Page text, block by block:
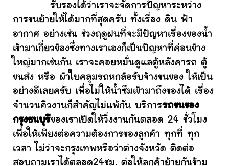
รับรองได้ว่าเราจะจัดการปัญหาระหว่าง
การขนย้ายให้ได้มากที่สุดครับ ทั้งเรื่อง ดิน ฟ้า
อากาศ อย่างเช่น ช่วงฤดูฝนที่จะมีปัญหาเรื่องของน้ำ
เข้ามาเกี่ยวข้องซึ่งทางเราเองก็เป็นปัญหาที่ค่อนข้าง
ใหญ่มากเช่นกัน เราจะคอยหมั่นดูแลตู้หลังคารถ ตู้
ขนส่ง หรือ ผ้าใบคลุมรถหกล้อรับจ้างขนของ ให้เป็น
อย่างดีเลยครับ เพื่อไม่ให้น้ำซึมเข้ามาถึงของได้ เรื่อง
จำนวนคิวงานก็สำคัญไม่แพ้กัน บริการรถขนของ
กรุงธนบุรีของเราเปิดให้วิ่งงานกันตลอด 24 ชั่วโมง
เพื่อให้เพียงต่อความต้องการของลูกค้า ทุกที่ ทุก
เวลา ไม่ว่าจะกรุงเทพหรือว่าต่างจังหวัด ติดต่อ
สอบถามเราได้ตลอด24ชม. ต่อให้ลูกค้าย้ายกันข้าม